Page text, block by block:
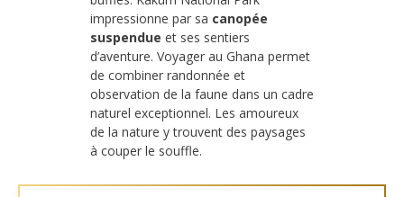
impressionne par sa canopée
suspendue et ses sentiers
d’aventure. Voyager au Ghana permet
de combiner randonnée et
observation de la faune dans un cadre
naturel exceptionnel. Les amoureux
de la nature y trouvent des paysages
à couper le souffle.